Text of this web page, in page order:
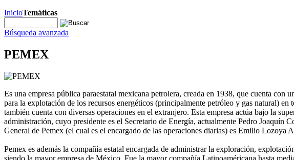
InicioTemáticas
Búsqueda avanzada
PEMEX
Es una empresa pública paraestatal mexicana petrolera, creada en 1938, que cuenta con
para la explotación de los recursos energéticos (principalmente petróleo y gas natural) en
también cuenta con diversas operaciones en el extranjero. Esta empresa actúa bajo la
administración, cuyo presidente es el Secretario de Energía, actualmente Pedro Joaquín
General de Pemex (el cual es el encargado de las operaciones diarias) es Emilio Lozoya
Pemex es además la compañía estatal encargada de administrar la exploración,
siendo la mayor empresa de México. Fue la mayor compañía Latinoaméricana hasta